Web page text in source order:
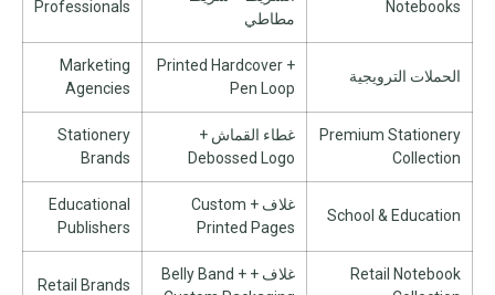
Notebooks
مطاطي
Professionals
الحملات الترويجية
Printed Hardcover
Pen Loop
Marketing
Agencies
Premium Stationery
Collection
غطاء القماش +
Debossed Logo
Stationery
Brands
School &Education
غلاف + Custom
Printed Pages
Educational
Publishers
Retail Notebook
غلاف + Belly Band +
Retail Brands